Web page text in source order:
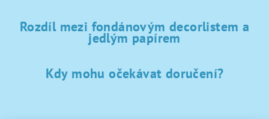
Rozdíl mezi fondánovým decorlistem a
jedlým papírem
Kdy mohu očekávat doručení?